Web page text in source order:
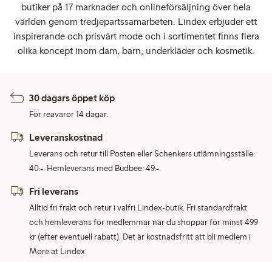
butiker på 17 marknader och onlineförsäljning över hela
världen genom tredjepartssamarbeten. Lindex erbjuder ett
inspirerande och prisvärt mode och i sortimentet finns flera
olika koncept inom dam, barn, underkläder och kosmetik.
30 dagars öppet köp
För reavaror 14 dagar.
Leveranskostnad
Leverans och retur till Posten eller Schenkers utlämningsställe:
40:-. Hemleverans med Budbee: 49:-.
Fri leverans
Alltid fri frakt och retur i valfri Lindex-butik. Fri standardfrakt
och hemleverans för medlemmar när du shoppar för minst 499
kr (efter eventuell rabatt). Det är kostnadsfritt att bli medlem i
More at Lindex.